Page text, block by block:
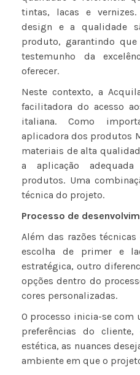
tintas, lacas e
design e a qualidade
produto, garantindo
testemunho da
oferecer.
Neste contexto, a
facilitadora do acesso
italiana. Como
aplicadora dos produtos
materiais de alta
a aplicação
produtos. Uma
técnica do projeto.
Processo de
Além das razões
escolha de primer e
estratégica, outro
opções dentro do
cores personalizadas.
O processo inicia-se com
preferências do cliente,
estética, as nuances
ambiente em que o